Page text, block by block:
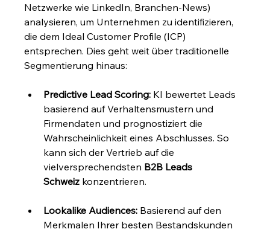
Netzwerke wie LinkedIn, Branchen-News)
analysieren, um Unternehmen zu identifizieren,
die dem Ideal Customer Profile (ICP)
entsprechen. Dies geht weit über traditionelle
Segmentierung hinaus:
Predictive Lead Scoring: KI bewertet Leads
basierend auf Verhaltensmustern und
Firmendaten und prognostiziert die
Wahrscheinlichkeit eines Abschlusses. So
kann sich der Vertrieb auf die
vielversprechendsten B2B Leads
Schweiz konzentrieren.
Lookalike Audiences: Basierend auf den
Merkmalen Ihrer besten Bestandskunden